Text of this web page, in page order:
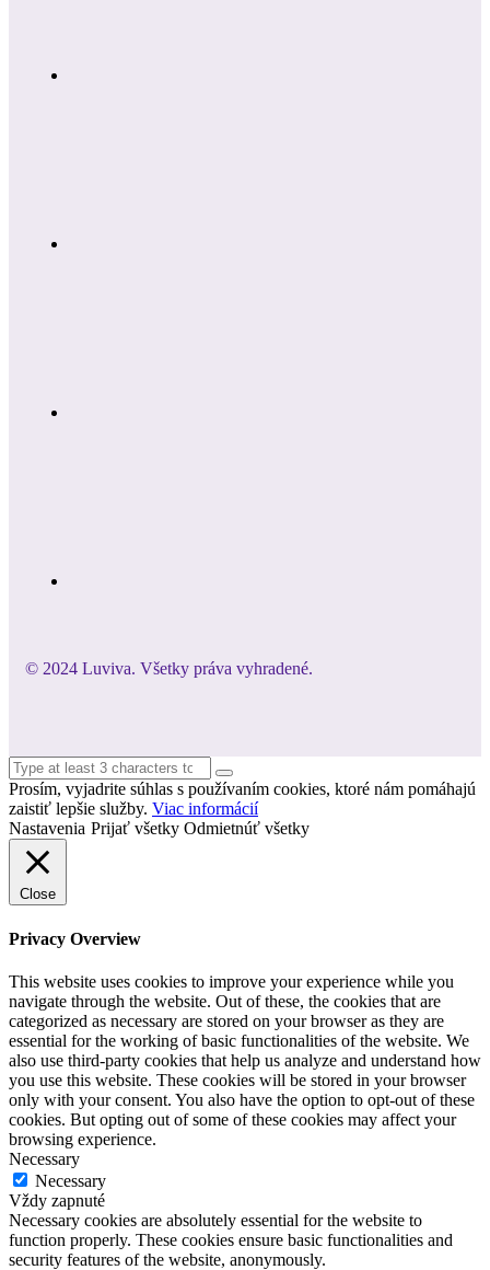
© 2024 Luviva. Všetky práva vyhradené.
Prosím, vyjadrite súhlas s používaním cookies, ktoré nám pomáhajú
zaistiť lepšie služby. Viac informácií
Nastavenia Prijať všetky Odmietnúť všetky
Close
Privacy Overview
This website uses cookies to improve your experience while you
navigate through the website. Out of these, the cookies that are
categorized as necessary are stored on your browser as they are
essential for the working of basic functionalities of the website. We
also use third-party cookies that help us analyze and understand how
you use this website. These cookies will be stored in your browser
only with your consent. You also have the option to opt-out of these
cookies. But opting out of some of these cookies may affect your
browsing experience.
Necessary
Necessary
Vždy zapnuté
Necessary cookies are absolutely essential for the website to
function properly. These cookies ensure basic functionalities and
security features of the website, anonymously.